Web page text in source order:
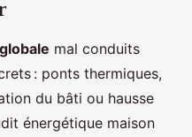
mal conduits
: ponts thermiques,
du bâti ou hausse
énergétique maison